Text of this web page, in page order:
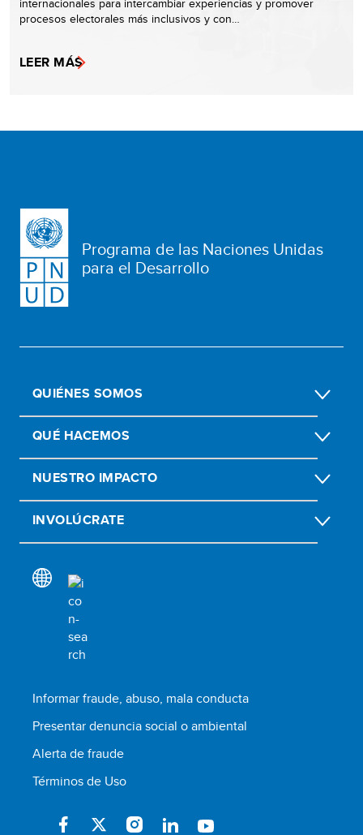
internacionales para intercambiar experiencias y promover
procesos electorales más inclusivos y con…
LEER MÁS
Programa de las Naciones Unidas
para el Desarrollo
QUIÉNES SOMOS
QUÉ HACEMOS
NUESTRO IMPACTO
INVOLÚCRATE
Informar fraude, abuso, mala conducta
Presentar denuncia social o ambiental
Alerta de fraude
Términos de Uso